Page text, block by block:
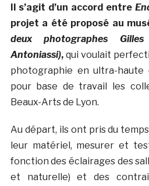
Il s’agit d’un accord entre
projet a été proposé au
deux photographes
Antoniassi),qui voulait
photographie en ultra-
pour base de travail les
Beaux-Arts de Lyon.
Au départ, ils ont pris du
leur matériel, mesurer et
fonction des éclairages des
et naturelle) et des